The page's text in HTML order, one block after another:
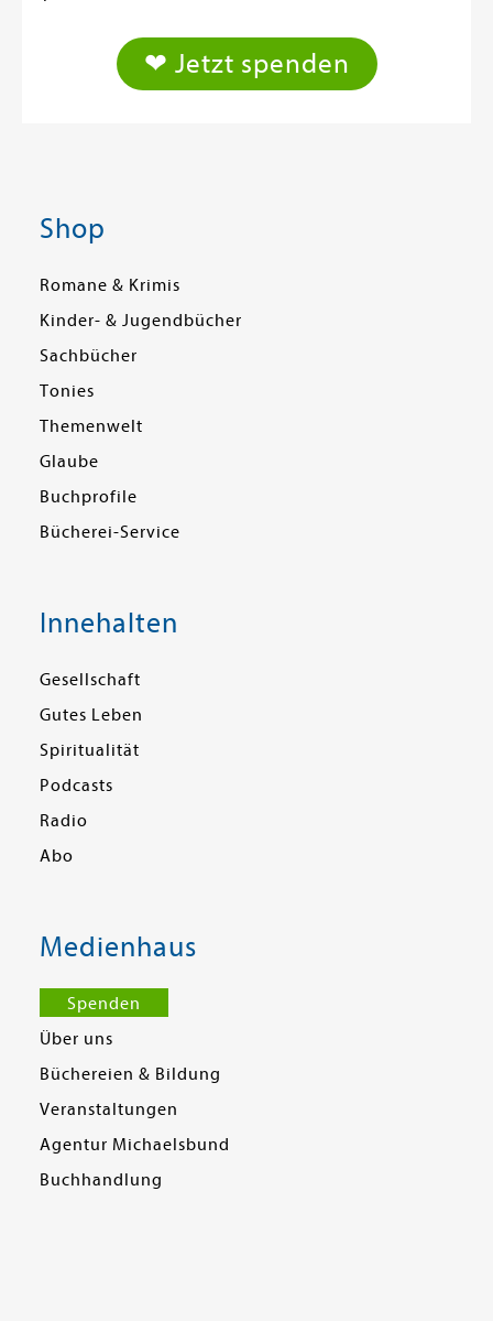
❤ Jetzt spenden
Shop
Romane & Krimis
Kinder- & Jugendbücher
Sachbücher
Tonies
Themenwelt
Glaube
Buchprofile
Bücherei-Service
Innehalten
Gesellschaft
Gutes Leben
Spiritualität
Podcasts
Radio
Abo
Medienhaus
Spenden
Über uns
Büchereien & Bildung
Veranstaltungen
Agentur Michaelsbund
Buchhandlung